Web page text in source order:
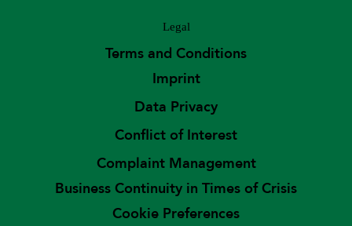
Legal
Terms and Conditions
Imprint
Data Privacy
Conflict of Interest
Complaint Management
Business Continuity in Times of Crisis
Cookie Preferences